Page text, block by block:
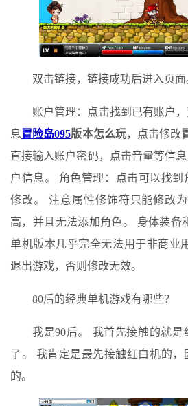
双击链接，链接成功后进入页面
账户管理：点击找到已有账户
息冒险岛095版本怎么玩，点击修改
直接输入账户密码，点击音量等信
户信息。 角色管理：点击可以找到
修改。 注意属性修饰符只能修改
高，并且无法添加角色。 身体装备
单机版本几乎完全无法用于非商业
退出游戏，否则修改无效。
80后的经典单机游戏有哪些？
我是90后。 我首先接触的就是
了。 我肯定是最先接触红白机的
的。